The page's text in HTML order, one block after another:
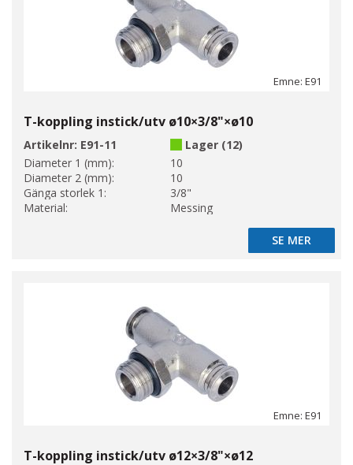
Emne: E91
T-koppling instick/utv ø10×3/8"×ø10
Artikelnr: E91-11
Lager (12)
Diameter 1 (mm):
10
Diameter 2 (mm):
10
Gänga storlek 1:
3/8"
Material:
Messing
SE MER
SE MER
Emne: E91
T-koppling instick/utv ø12×3/8"×ø12